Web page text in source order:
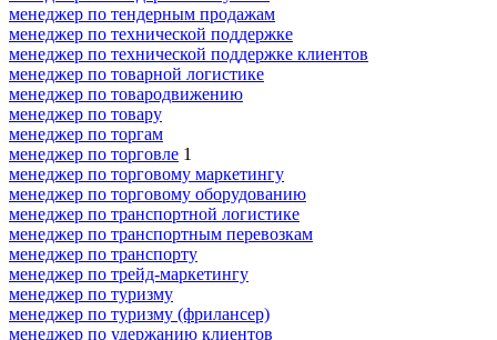
менеджер по тендерным продажам
менеджер по технической поддержке
менеджер по технической поддержке клиентов
менеджер по товарной логистике
менеджер по товародвижению
менеджер по товару
менеджер по торгам
менеджер по торговле 1
менеджер по торговому маркетингу
менеджер по торговому оборудованию
менеджер по транспортной логистике
менеджер по транспортным перевозкам
менеджер по транспорту
менеджер по трейд-маркетингу
менеджер по туризму
менеджер по туризму (фрилансер)
менеджер по удержанию клиентов